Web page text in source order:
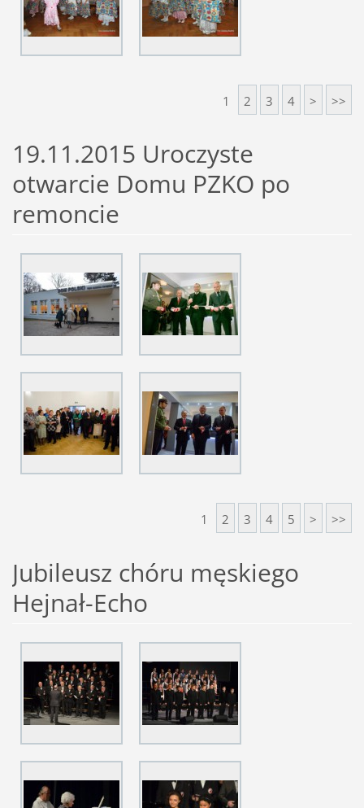
1 2 3 4 > >>
19.11.2015 Uroczyste
otwarcie Domu PZKO po
remoncie
1 2 3 4 5 > >>
Jubileusz chóru męskiego
Hejnał-Echo